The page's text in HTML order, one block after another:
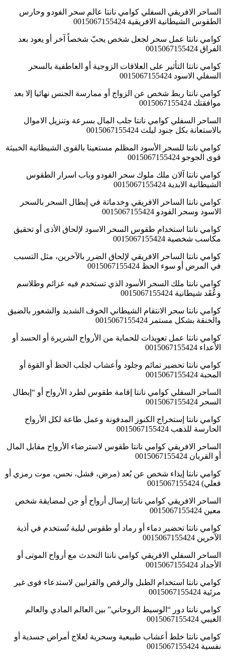
الساحر الافريقي السفلي كوامي نانتا عالم سحر الفودو وحارس
الطقوس الشيطانية الافريقية 0015067155424
كوامي نانتا عمل سحر لجعل شخص يحبّ شخصاً آخر أو يعود بعد
الفراق 0015067155424
كوامي نانتا التأثير على العلاقات الزوجية أو العاطفية بالسحر
السفلي الاسود 0015067155424
كوامي نانتا ربط شخص عن الزواج أو ممارسة الجنس نهائيا إلا بعد
موافقتك 0015067155424
الساحر السفلي كوامي نانتا جلب المال بسرعة وتنزيل الاموال
بالاستعانة بكل جنود ليلث 0015067155424
كوامي نانتا للسحر الأسود المظلم مستعينا بالقوى الشيطانية الخبيثة
قوى الجوجو 0015067155424
كوامي نانتا آلان ملك ملوك سحر الفودو وباب اسرار الطقوس
الشيطانية الابدية 0015067155424
كوامي نانتا الساحر الافريقي وخدماتة في إبطال السحر بالسحر
الاسود وسحر الفودو 0015067155424
كوامي نانتا استخدام طقوس السحر الاسود لإلحاق الأذى أو تحقيق
مكاسب شخصية 0015067155424
كوامي نانتا الساحر الافريقي لإلحاق الضرر بالآخرين، مثل التسبب
في المرض أو سوء الحظ 0015067155424
كوامي نانتا ملك السحر الأسود الذي تستخدم فيه عزائم وطلاسم
وعُقَد شيطانية 0015067155424
كوامي نانتا سحر الانتقام الشيطاني الخوف الشديد والشعور بالضيق
والخنقة بشكل مستمر 0015067155424
كوامي نانتا عمل تعويذات للحماية من الأرواح الشريرة أو الحسد أو
الأعداء 0015067155424
كوامي نانتا تحضير تمائم وجلود وأعشاب لجلب الحظ أو القوة أو
المحبة 0015067155424
الساحر السفلي كوامي نانتا إقامة طقوس لطرد الأرواح أو “إبطال
السحر 0015067155424
كوامي نانتا إستخراج الكنوز المدفونة وعمل طاعة لكل الأرواح
الحارسة للذهب 0015067155424
الساحر الافريقي كوامي نانتا طقوس لاسترضاء الأرواح مقابل المال
أو القربان 0015067155424
كوامي نانتا إيذاء شخص عن بُعد (مرض، فشل، نحس، موت رمزي أو
فعلي) 0015067155424
الساحر الافريقي كوامي نانتا إرسال أرواح أو جن لمضايقة شخص
معين 0015067155424
كوامي نانتا تحضير دماء أو رماد أو طقوس ليلية تُستخدم في أذية
الآخرين 0015067155424
الساحر السفلي الافريقي كوامي نانتا التحدث مع أرواح الموتى أو
الأجداد 0015067155424
كوامي نانتا استخدام الطبل والرقص والقرابين لاستدعاء قوى غير
مرئية 0015067155424
كوامي نانتا دور “الوسيط الروحاني” بين العالم المادي والعالم
الغيبي 0015067155424
كوامي نانتا خلط أعشاب طبيعية وسحرية لعلاج أمراض جسدية أو
نفسية 0015067155424